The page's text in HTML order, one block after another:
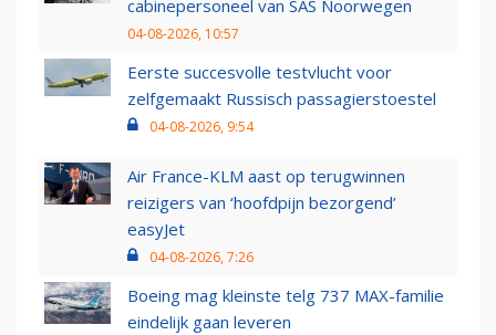
cabinepersoneel van SAS Noorwegen
04-08-2026, 10:57
Eerste succesvolle testvlucht voor
zelfgemaakt Russisch passagierstoestel
04-08-2026, 9:54
Air France-KLM aast op terugwinnen
reizigers van ‘hoofdpijn bezorgend’
easyJet
04-08-2026, 7:26
Boeing mag kleinste telg 737 MAX-familie
eindelijk gaan leveren